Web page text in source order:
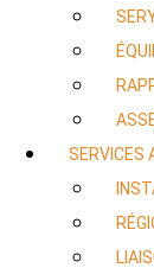
SERVICES